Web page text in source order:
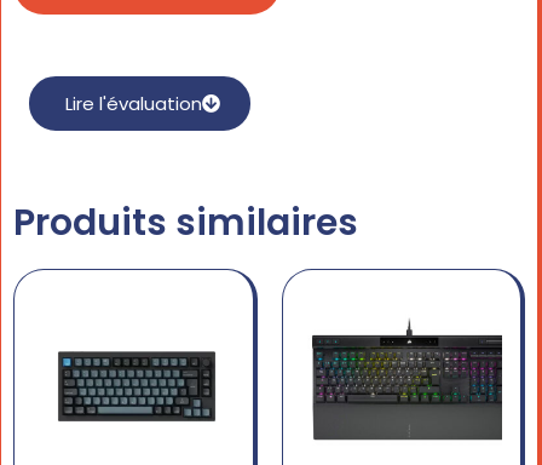
Lire l'évaluation
Produits similaires